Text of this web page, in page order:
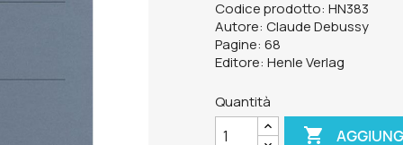
Codice prodotto: HN383
Autore: Claude Debussy
Pagine: 68
Editore: Henle Verlag
Quantità
